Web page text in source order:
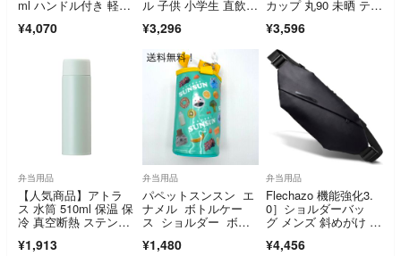
ml ハンドル付き 軽
¥4,070
ル 子供 小学生 直飲
¥3,296
カップ 丸90 未晒 ティ
¥3,596
弁当用品
【人気商品】アトラ
ス 水筒 510ml 保温 保
冷 真空断熱 ステンレ
¥1,913
弁当用品
パペットスンスン エ
ナメル ボトルケー
ス ショルダー ボト
¥1,480
弁当用品
Flechazo 機能強化3.
0］ショルダーバッ
グ メンズ 斜めがけ ボ
¥4,456